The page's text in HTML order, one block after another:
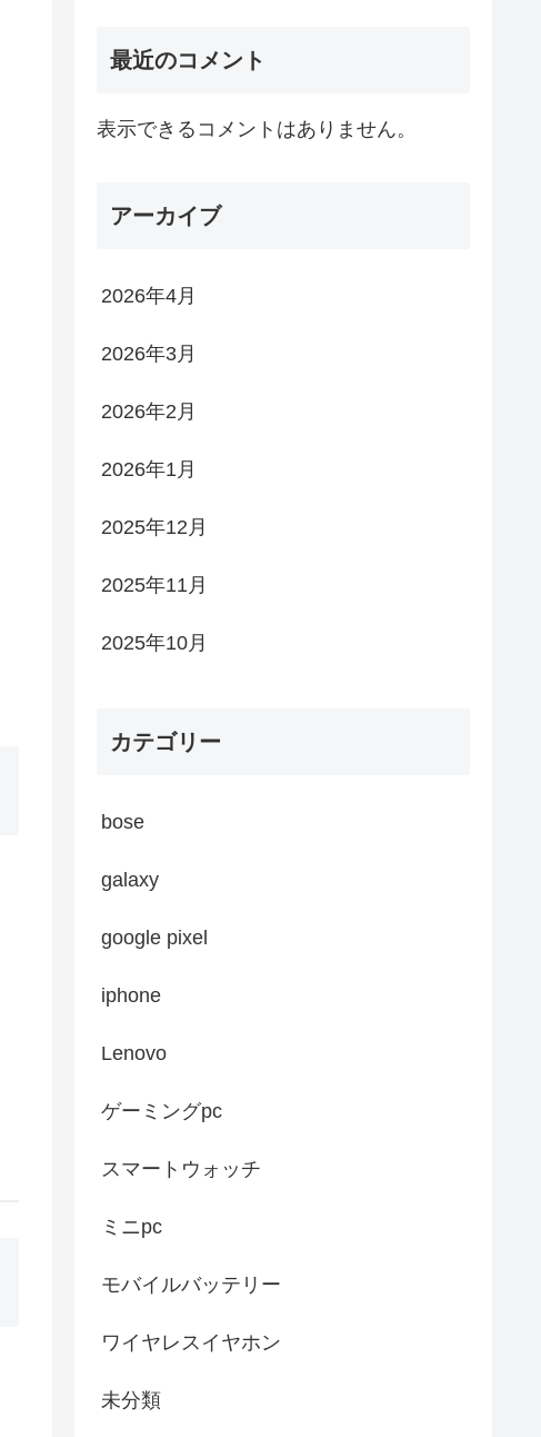
最近のコメント
表示できるコメントはありません。
アーカイブ
2026年4月
2026年3月
2026年2月
2026年1月
2025年12月
2025年11月
2025年10月
カテゴリー
bose
galaxy
google pixel
iphone
Lenovo
ゲーミングpc
スマートウォッチ
ミニpc
モバイルバッテリー
ワイヤレスイヤホン
未分類